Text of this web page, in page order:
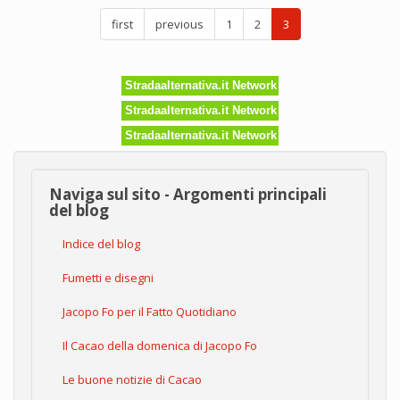
first previous 1 2 3
Stradaalternativa.it Network
Stradaalternativa.it Network
Stradaalternativa.it Network
Naviga sul sito - Argomenti principali
del blog
Indice del blog
Fumetti e disegni
Jacopo Fo per il Fatto Quotidiano
Il Cacao della domenica di Jacopo Fo
Le buone notizie di Cacao